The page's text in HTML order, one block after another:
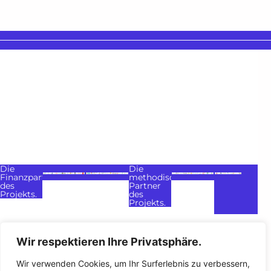
Wir respektieren Ihre Privatsphäre.
Wir verwenden Cookies, um Ihr Surferlebnis zu verbessern,
Die
Finanzpartner
des
Projekts.
Die
methodischen
Partner
des
Projekts.
Meine